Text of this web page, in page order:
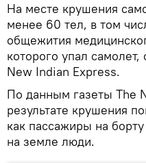
На месте крушения
менее 60 тел, в том
общежития
которого упал
New Indian Express.
По данным газеты The
результате крушения
как пассажиры на
на земле люди.